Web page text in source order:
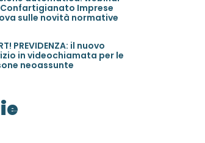
Imprese
sulle novità normative
PREVIDENZA: il nuovo
in videochiamata per le
neoassunte